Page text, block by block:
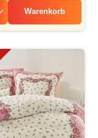
Warenkorb